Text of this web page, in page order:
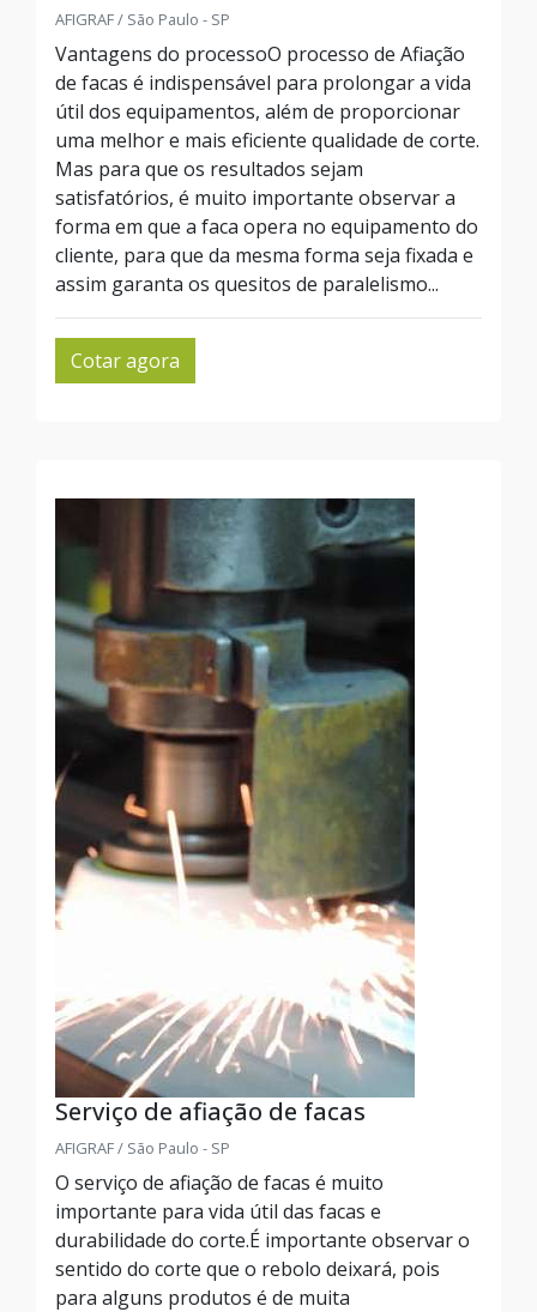
AFIGRAF / São Paulo - SP
Vantagens do processoO processo de Afiação
de facas é indispensável para prolongar a vida
útil dos equipamentos, além de proporcionar
uma melhor e mais eficiente qualidade de corte.
Mas para que os resultados sejam
satisfatórios, é muito importante observar a
forma em que a faca opera no equipamento do
cliente, para que da mesma forma seja fixada e
assim garanta os quesitos de paralelismo...
Cotar agora
Serviço de afiação de facas
AFIGRAF / São Paulo - SP
O serviço de afiação de facas é muito
importante para vida útil das facas e
durabilidade do corte.É importante observar o
sentido do corte que o rebolo deixará, pois
para alguns produtos é de muita